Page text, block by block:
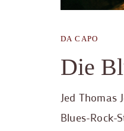
DA CAPO
Die
Jed Thomas
Blues-Rock-